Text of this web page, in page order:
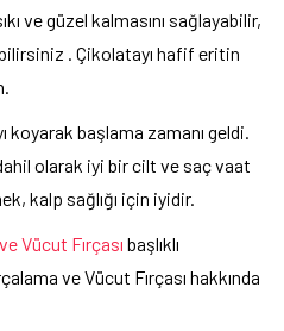
ve güzel kalmasını sağlayabilir,
. Çikolatayı hafif eritin
koyarak başlama zamanı geldi.
olarak iyi bir cilt ve saç vaat
kalp sağlığı için iyidir.
Vücut Fırçası başlıklı
ve Vücut Fırçası hakkında